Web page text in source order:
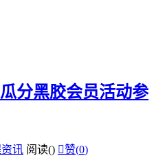
分黑胶会员活动参
讯 阅读() 赞(0)